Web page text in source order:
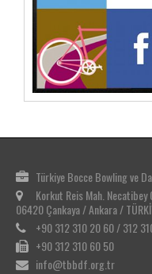
Türkiye Bocce Bowling ve
Korkut Reis Mah. Necatibey
06420 Çankaya / Ankara /
+90 312 310 20 60 / 312
+90 312 310 60 50
info@tbbdf.org.tr